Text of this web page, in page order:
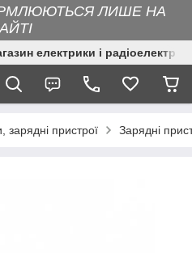
ЛИШЕ НА
електрики і
зарядні пристрої Зарядні